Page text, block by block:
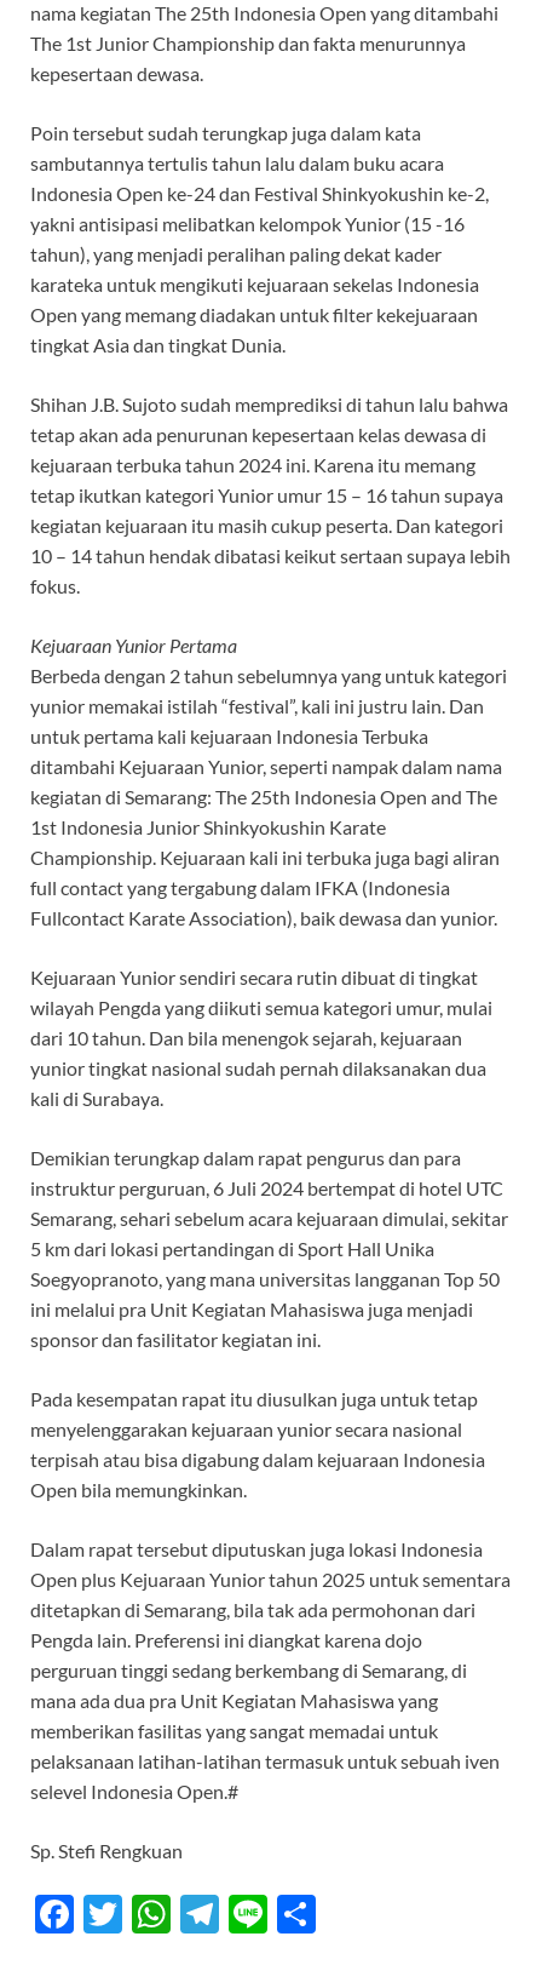
nama kegiatan The 25th Indonesia Open yang ditambahi
The 1st Junior Championship dan fakta menurunnya
kepesertaan dewasa.
Poin tersebut sudah terungkap juga dalam kata
sambutannya tertulis tahun lalu dalam buku acara
Indonesia Open ke-24 dan Festival Shinkyokushin ke-2,
yakni antisipasi melibatkan kelompok Yunior (15 -16
tahun), yang menjadi peralihan paling dekat kader
karateka untuk mengikuti kejuaraan sekelas Indonesia
Open yang memang diadakan untuk filter kekejuaraan
tingkat Asia dan tingkat Dunia.
Shihan J.B. Sujoto sudah memprediksi di tahun lalu bahwa
tetap akan ada penurunan kepesertaan kelas dewasa di
kejuaraan terbuka tahun 2024 ini. Karena itu memang
tetap ikutkan kategori Yunior umur 15 – 16 tahun supaya
kegiatan kejuaraan itu masih cukup peserta. Dan kategori
10 – 14 tahun hendak dibatasi keikut sertaan supaya lebih
fokus.
Kejuaraan Yunior Pertama
Berbeda dengan 2 tahun sebelumnya yang untuk kategori
yunior memakai istilah “festival”, kali ini justru lain. Dan
untuk pertama kali kejuaraan Indonesia Terbuka
ditambahi Kejuaraan Yunior, seperti nampak dalam nama
kegiatan di Semarang: The 25th Indonesia Open and The
1st Indonesia Junior Shinkyokushin Karate
Championship. Kejuaraan kali ini terbuka juga bagi aliran
full contact yang tergabung dalam IFKA (Indonesia
Fullcontact Karate Association), baik dewasa dan yunior.
Kejuaraan Yunior sendiri secara rutin dibuat di tingkat
wilayah Pengda yang diikuti semua kategori umur, mulai
dari 10 tahun. Dan bila menengok sejarah, kejuaraan
yunior tingkat nasional sudah pernah dilaksanakan dua
kali di Surabaya.
Demikian terungkap dalam rapat pengurus dan para
instruktur perguruan, 6 Juli 2024 bertempat di hotel UTC
Semarang, sehari sebelum acara kejuaraan dimulai, sekitar
5 km dari lokasi pertandingan di Sport Hall Unika
Soegyopranoto, yang mana universitas langganan Top 50
ini melalui pra Unit Kegiatan Mahasiswa juga menjadi
sponsor dan fasilitator kegiatan ini.
Pada kesempatan rapat itu diusulkan juga untuk tetap
menyelenggarakan kejuaraan yunior secara nasional
terpisah atau bisa digabung dalam kejuaraan Indonesia
Open bila memungkinkan.
Dalam rapat tersebut diputuskan juga lokasi Indonesia
Open plus Kejuaraan Yunior tahun 2025 untuk sementara
ditetapkan di Semarang, bila tak ada permohonan dari
Pengda lain. Preferensi ini diangkat karena dojo
perguruan tinggi sedang berkembang di Semarang, di
mana ada dua pra Unit Kegiatan Mahasiswa yang
memberikan fasilitas yang sangat memadai untuk
pelaksanaan latihan-latihan termasuk untuk sebuah iven
selevel Indonesia Open.#
Sp. Stefi Rengkuan
F
T
W T
Li